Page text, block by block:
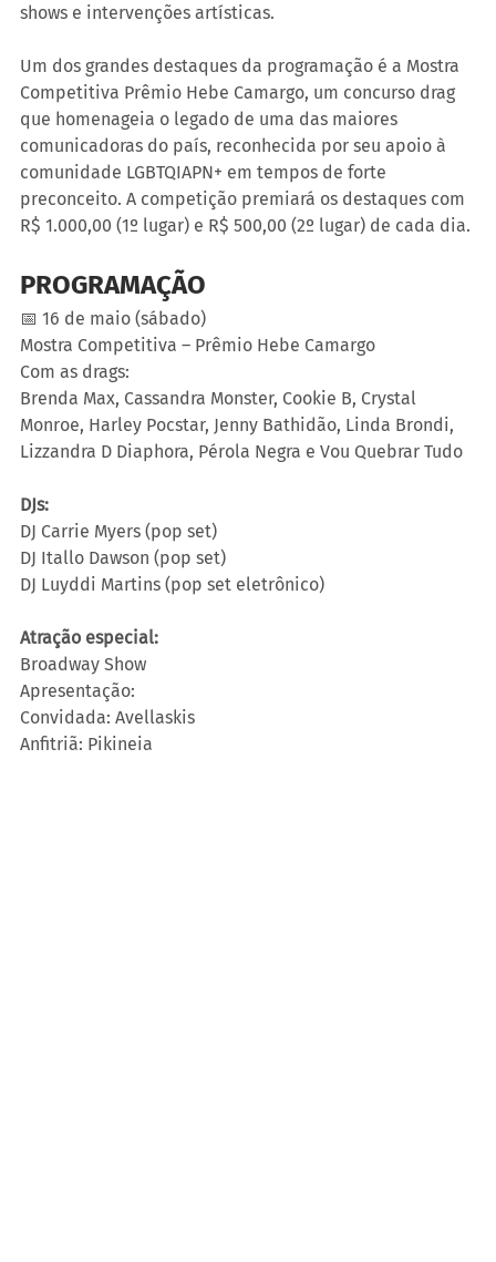
shows e intervenções artísticas.
Um dos grandes destaques da programação é a Mostra
Competitiva Prêmio Hebe Camargo, um concurso drag
que homenageia o legado de uma das maiores
comunicadoras do país, reconhecida por seu apoio à
comunidade LGBTQIAPN+ em tempos de forte
preconceito. A competição premiará os destaques com
R$ 1.000,00 (1º lugar) e R$ 500,00 (2º lugar) de cada dia.
PROGRAMAÇÃO
📅 16 de maio (sábado)
Mostra Competitiva – Prêmio Hebe Camargo
Com as drags:
Brenda Max, Cassandra Monster, Cookie B, Crystal
Monroe, Harley Pocstar, Jenny Bathidão, Linda Brondi,
Lizzandra D Diaphora, Pérola Negra e Vou Quebrar Tudo
DJs:
DJ Carrie Myers (pop set)
DJ Itallo Dawson (pop set)
DJ Luyddi Martins (pop set eletrônico)
Atração especial:
Broadway Show
Apresentação:
Convidada: Avellaskis
Anfitriã: Pikineia